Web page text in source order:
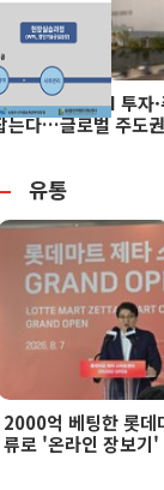
하이닉스, 'AI 투자
는다…글로벌 주도
유통
2000억 베팅한 롯
류로 '온라인 장보기'